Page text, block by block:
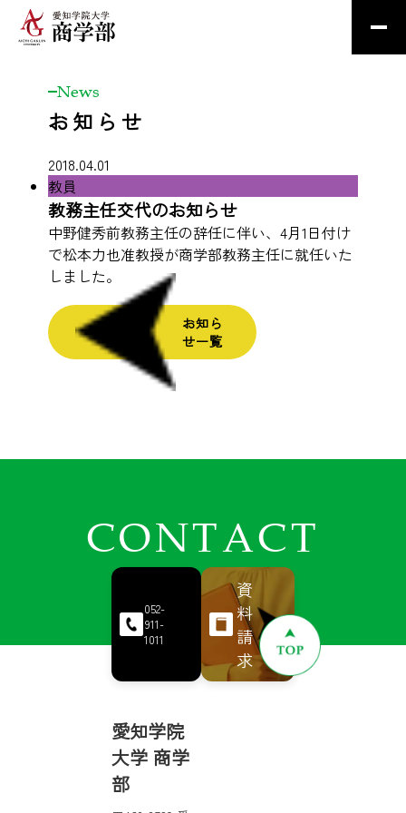
News
お知らせ
2018.04.01
教員
教務主任交代のお知らせ
中野健秀前教務主任の辞任に伴い、4月1日付け
で松本力也准教授が商学部教務主任に就任いた
しました。
お知ら
せ一覧
CONTACT
052-
911-
1011
資
料
請
求
愛知学院
大学 商学
部